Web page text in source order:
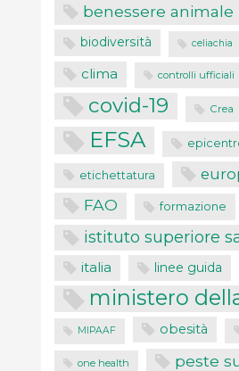
benessere animale
biodiversità celiachia
clima controlli ufficiali
covid-19 Crea
EFSA
etichettatura
FAO formazione
istituto superiore
italia linee guida
ministero
MIPAAF obesità
one health peste